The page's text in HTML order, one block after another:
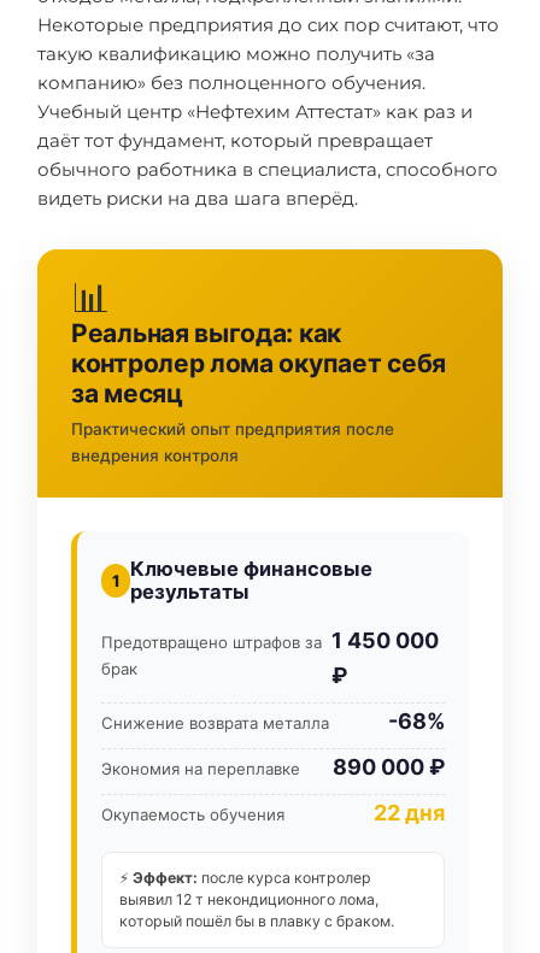
Некоторые предприятия до сих пор считают, что
такую квалификацию можно получить «за
компанию» без полноценного обучения.
Учебный центр «Нефтехим Аттестат» как раз и
даёт тот фундамент, который превращает
обычного работника в специалиста, способного
видеть риски на два шага вперёд.
📊
Реальная выгода: как
контролер лома окупает себя
за месяц
Практический опыт предприятия после
внедрения контроля
1
Ключевые финансовые
результаты
Предотвращено штрафов за
брак
1 450 000
₽
Снижение возврата металла -68%
Экономия на переплавке 890 000 ₽
Окупаемость обучения 22 дня
⚡ Эффект: после курса контролер
выявил 12 т некондиционного лома,
который пошёл бы в плавку с браком.